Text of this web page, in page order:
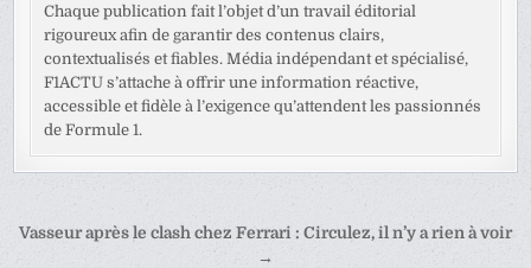
Chaque publication fait l’objet d’un travail éditorial
rigoureux afin de garantir des contenus clairs,
contextualisés et fiables. Média indépendant et spécialisé,
F1ACTU s’attache à offrir une information réactive,
accessible et fidèle à l’exigence qu’attendent les passionnés
de Formule 1.
Navigation
Vasseur après le clash chez Ferrari : Circulez, il n’y a rien à voir
→